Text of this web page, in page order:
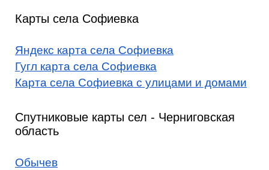
Карты села Софиевка
Яндекс карта села Софиевка
Гугл карта села Софиевка
Карта села Софиевка с улицами и домами
Спутниковые карты сел - Черниговская
область
Обычев